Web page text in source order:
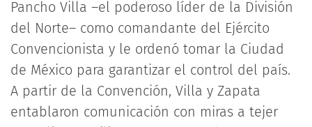
Pancho Villa –el poderoso líder de la División
del Norte– como comandante del Ejército
Convencionista y le ordenó tomar la Ciudad
de México para garantizar el control del país.
A partir de la Convención, Villa y Zapata
entablaron comunicación con miras a tejer